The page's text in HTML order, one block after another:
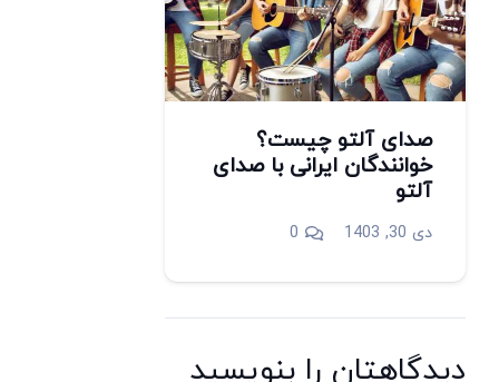
صدای آلتو چیست؟
خوانندگان ایرانی با صدای
آلتو
دی 30, 1403 0
دیدگاهتان را بنویسید